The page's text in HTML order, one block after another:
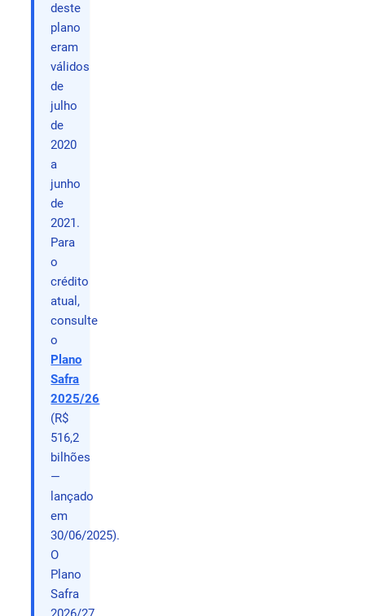
deste
plano
eram
válidos
de
julho
de
2020
a
junho
de
2021.
Para
o
crédito
atual,
consulte
o
Plano
Safra
2025/26
(R$
516,2
bilhões
—
lançado
em
30/06/2025).
O
Plano
Safra